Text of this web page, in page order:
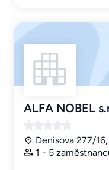
ALFA NOBEL
Denisova 277/
1 - 5